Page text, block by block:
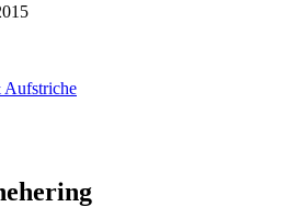
Aufstriche